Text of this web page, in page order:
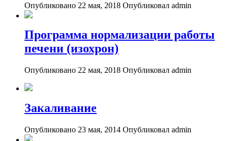
Опубликовано 22 мая, 2018 Опубликовал admin
Программа нормализации работы
печени (изохрон)
Опубликовано 22 мая, 2018 Опубликовал admin
Закаливание
Опубликовано 23 мая, 2014 Опубликовал admin